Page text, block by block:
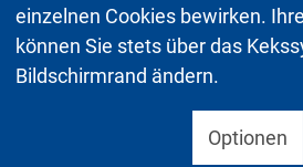
einzelnen Cookies bewirken.
können Sie stets über das
Bildschirmrand ändern.
Optionen